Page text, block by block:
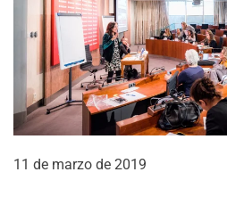
11 de marzo de 2019